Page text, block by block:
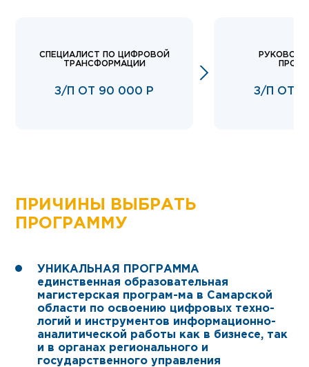
СПЕЦИАЛИСТ ПО ЦИФРОВОЙ
ТРАНСФОРМАЦИИ
З/П ОТ 90 000 Р З/П ОТ
ПРИЧИНЫ ВЫБРАТЬ
ПРОГРАММУ
УНИКАЛЬНАЯ ПРОГРАММА
единственная образовательная
магистерская програм-ма в Самарской
области по освоению цифровых техно-
логий и инструментов информационно-
аналитической работы как в бизнесе, так
и в органах регионального и
государственного управления